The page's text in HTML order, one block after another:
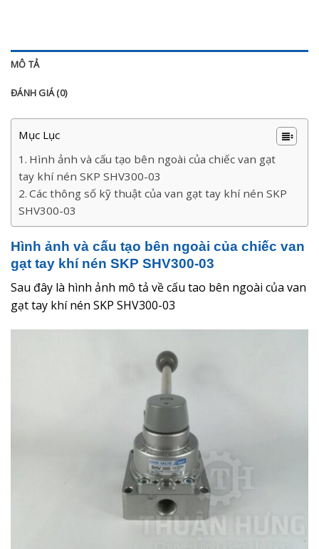
MÔ TẢ
ĐÁNH GIÁ (0)
Mục Lục
Hình ảnh và cấu tạo bên ngoài của chiếc van gạt
tay khí nén SKP SHV300-03
Các thông số kỹ thuật của van gạt tay khí nén SKP
SHV300-03
Hình ảnh và cấu tạo bên ngoài của chiếc van
gạt tay khí nén SKP SHV300-03
Sau đây là hình ảnh mô tả về cấu tao bên ngoài của van
gạt tay khí nén SKP SHV300-03